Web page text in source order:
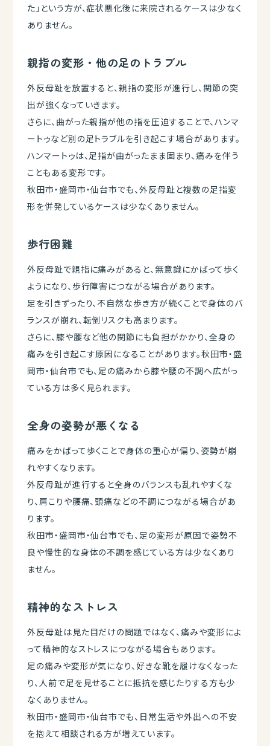
た」という方が、症状悪化後に来院されるケースは少なく
ありません。
親指の変形・他の足のトラブル
外反母趾を放置すると、親指の変形が進行し、関節の突
出が強くなっていきます。
さらに、曲がった親指が他の指を圧迫することで、ハンマ
ートゥなど別の足トラブルを引き起こす場合があります。
ハンマートゥは、足指が曲がったまま固まり、痛みを伴う
こともある変形です。
秋田市・盛岡市・仙台市でも、外反母趾と複数の足指変
形を併発しているケースは少なくありません。
歩行困難
外反母趾で親指に痛みがあると、無意識にかばって歩く
ようになり、歩行障害につながる場合があります。
足を引きずったり、不自然な歩き方が続くことで身体のバ
ランスが崩れ、転倒リスクも高まります。
さらに、膝や腰など他の関節にも負担がかかり、全身の
痛みを引き起こす原因になることがあります。秋田市・盛
岡市・仙台市でも、足の痛みから膝や腰の不調へ広がっ
ている方は多く見られます。
全身の姿勢が悪くなる
痛みをかばって歩くことで身体の重心が偏り、姿勢が崩
れやすくなります。
外反母趾が進行すると全身のバランスも乱れやすくな
り、肩こりや腰痛、頭痛などの不調につながる場合があ
ります。
秋田市・盛岡市・仙台市でも、足の変形が原因で姿勢不
良や慢性的な身体の不調を感じている方は少なくあり
ません。
精神的なストレス
外反母趾は見た目だけの問題ではなく、痛みや変形によ
って精神的なストレスにつながる場合もあります。
足の痛みや変形が気になり、好きな靴を履けなくなった
り、人前で足を見せることに抵抗を感じたりする方も少
なくありません。
秋田市・盛岡市・仙台市でも、日常生活や外出への不安
を抱えて相談される方が増えています。